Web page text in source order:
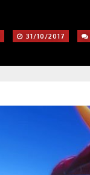
31/10/2017